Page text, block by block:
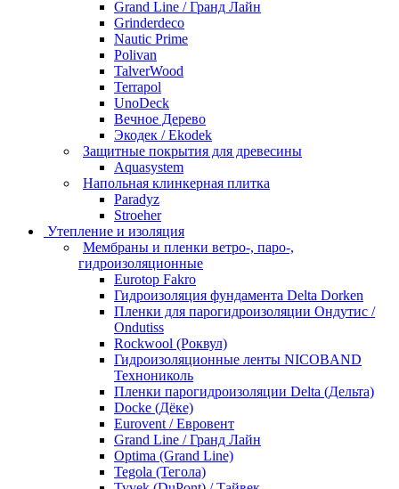
Grand Line / Гранд Лайн
Grinderdeco
Nautic Prime
Polivan
TalverWood
Terrapol
UnoDeck
Вечное Дерево
Экодек / Ekodek
Защитные покрытия для древесины
Aquasystem
Напольная клинкерная плитка
Paradyz
Stroeher
Утепление и изоляция
Мембраны и пленки ветро-, паро-,
гидроизоляционные
Eurotop Fakro
Гидроизоляция фундамента Delta Dorken
Пленки для парогидроизоляции Ондутис /
Ondutiss
Rockwool (Роквул)
Гидроизоляционные ленты NICOBAND
Технониколь
Пленки парогидроизоляции Delta (Дельта)
Docke (Дёке)
Eurovent / Евровент
Grand Line / Гранд Лайн
Optima (Grand Line)
Tegola (Тегола)